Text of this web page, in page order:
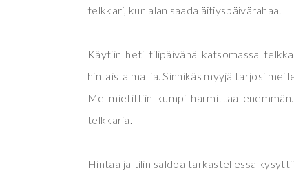
telkkari, kun alan saada äitiyspäivärahaa.
Käytiin heti tilipäivänä katsomassa
hintaista mallia. Sinnikäs myyjä tarjosi
Me mietittiin kumpi harmittaa
telkkaria.
Hintaa ja tilin saldoa tarkastellessa